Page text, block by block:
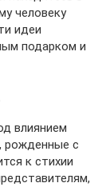
человеку
идеи
подарком и
влиянием
рожденные с
к стихии